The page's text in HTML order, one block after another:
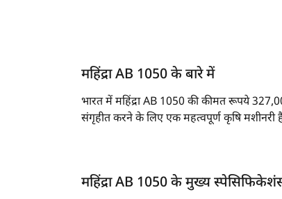
महिंद्रा AB 1050 के बारे में
भारत में महिंद्रा AB 1050 की कीमत रूपये
संगृहीत करने के लिए एक महत्वपूर्ण कृषि
महिंद्रा AB 1050 एक Round Baler है।
महिंद्रा AB 1050 के मुख्य